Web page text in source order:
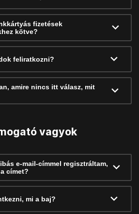
fizetések
kötve?
feliratkozni?
amire nincs itt válasz, mit
vagyok
e-mail-címmel regisztráltam,
címet?
mi a baj?